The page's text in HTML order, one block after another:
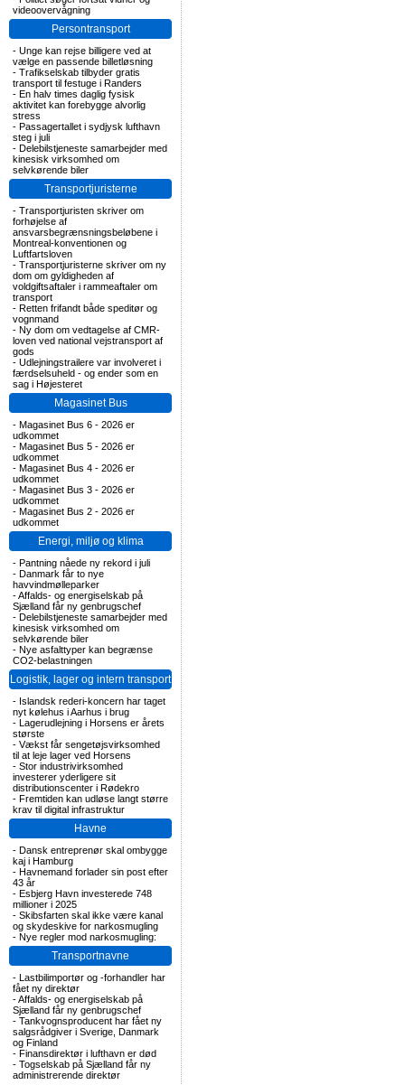
videoovervågning
Persontransport
- Unge kan rejse billigere ved at
vælge en passende billetløsning
- Trafikselskab tilbyder gratis
transport til festuge i Randers
- En halv times daglig fysisk
aktivitet kan forebygge alvorlig
stress
- Passagertallet i sydjysk lufthavn
steg i juli
- Delebilstjeneste samarbejder med
kinesisk virksomhed om
selvkørende biler
Transportjuristerne
- Transportjuristen skriver om
forhøjelse af
ansvarsbegrænsningsbeløbene i
Montreal-konventionen og
Luftfartsloven
- Transportjuristerne skriver om ny
dom om gyldigheden af
voldgiftsaftaler i rammeaftaler om
transport
- Retten frifandt både speditør og
vognmand
- Ny dom om vedtagelse af CMR-
loven ved national vejstransport af
gods
- Udlejningstrailere var involveret i
færdselsuheld - og ender som en
sag i Højesteret
Magasinet Bus
- Magasinet Bus 6 - 2026 er
udkommet
- Magasinet Bus 5 - 2026 er
udkommet
- Magasinet Bus 4 - 2026 er
udkommet
- Magasinet Bus 3 - 2026 er
udkommet
- Magasinet Bus 2 - 2026 er
udkommet
Energi, miljø og klima
- Pantning nåede ny rekord i juli
- Danmark får to nye
havvindmølleparker
-Affalds- og energiselskab på
Sjælland får ny genbrugschef
- Delebilstjeneste samarbejder med
kinesisk virksomhed om
selvkørende biler
- Nye asfalttyper kan begrænse
CO2-belastningen
Logistik, lager og intern transport
- Islandsk rederi-koncern har taget
nyt kølehus i Aarhus i brug
- Lagerudlejning i Horsens er årets
største
- Vækst får sengetøjsvirksomhed
til at leje lager ved Horsens
- Stor industrivirksomhed
investerer yderligere sit
distributionscenter i Rødekro
- Fremtiden kan udløse langt større
krav til digital infrastruktur
Havne
- Dansk entreprenør skal ombygge
kaj i Hamburg
- Havnemand forlader sin post efter
43 år
- Esbjerg Havn investerede 748
millioner i 2025
- Skibsfarten skal ikke være kanal
og skydeskive for narkosmugling
- Nye regler mod narkosmugling:
Transportnavne
- Lastbilimportør og -forhandler har
fået ny direktør
-Affalds- og energiselskab på
Sjælland får ny genbrugschef
- Tankvognsproducent har fået ny
salgsrådgiver i Sverige, Danmark
og Finland
- Finansdirektør i lufthavn er død
- Togselskab på Sjælland får ny
administrerende direktør